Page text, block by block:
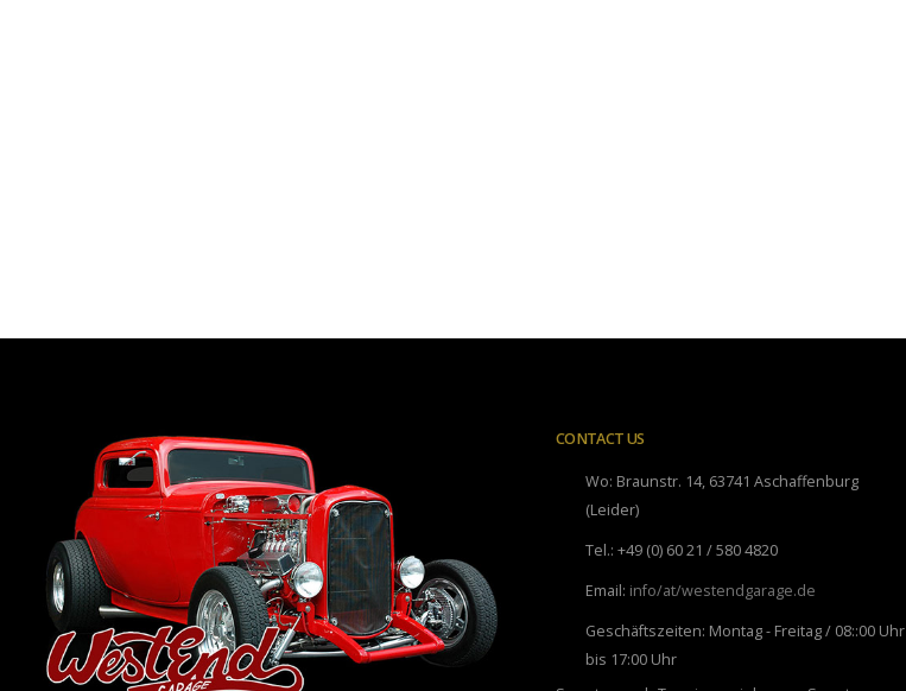
CONTACT US
Wo: Braunstr. 14, 63741 Aschaffenburg
(Leider)
Tel.: +49 (0) 60 21 / 580 4820
Email: info/at/westendgarage.de
Geschäftszeiten: Montag - Freitag / 08::00 Uhr
bis 17:00 Uhr